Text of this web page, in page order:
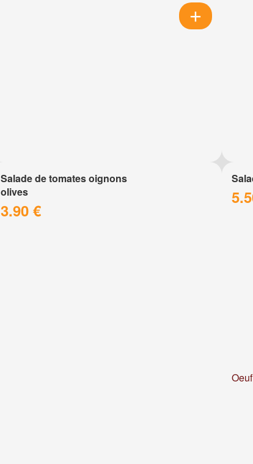
Salade de tomates oignons
olives
3.90 €